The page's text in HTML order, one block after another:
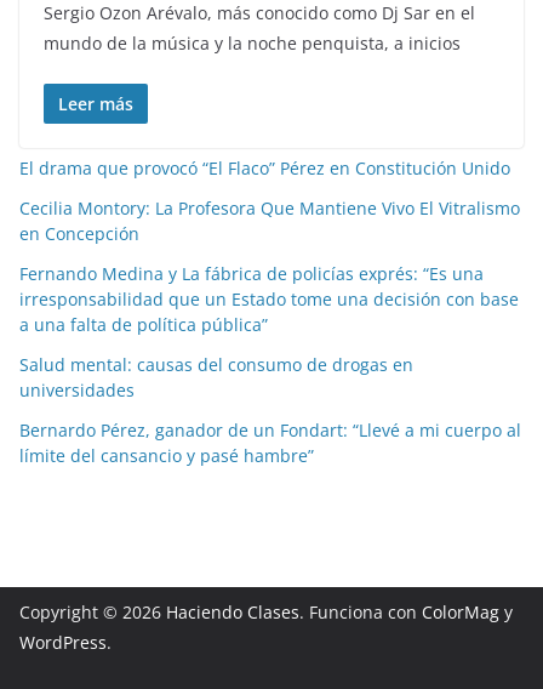
Sergio Ozon Arévalo, más conocido como Dj Sar en el
mundo de la música y la noche penquista, a inicios
Leer más
El drama que provocó “El Flaco” Pérez en Constitución Unido
Cecilia Montory: La Profesora Que Mantiene Vivo El Vitralismo
en Concepción
Fernando Medina y La fábrica de policías exprés: “Es una
irresponsabilidad que un Estado tome una decisión con base
a una falta de política pública”
Salud mental: causas del consumo de drogas en
universidades
Bernardo Pérez, ganador de un Fondart: “Llevé a mi cuerpo al
límite del cansancio y pasé hambre”
Copyright © 2026 Haciendo Clases. Funciona con ColorMag y
WordPress.